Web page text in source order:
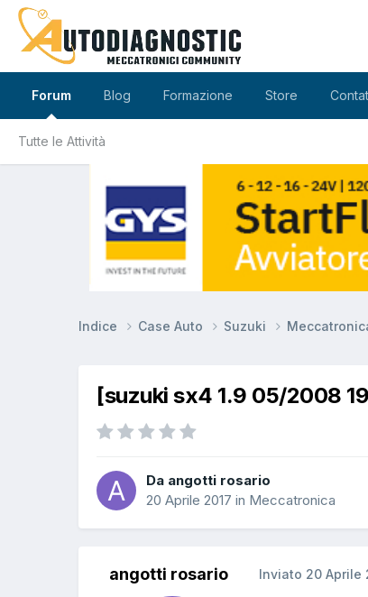
Forum
Tutte le Attività
Blog Formazione Store
Indice Case Auto Suzuki
[suzuki sx4 1.9 05/2008
Da angotti rosario
20 Aprile 2017 in Meccatronica
angotti rosario Inviato 20 Aprile